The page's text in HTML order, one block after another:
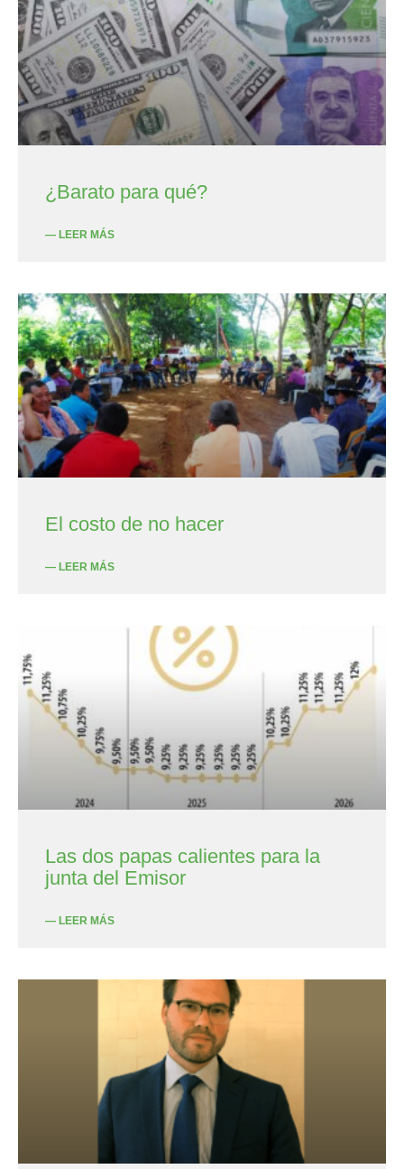
¿Barato para qué?
— LEER MÁS
El costo de no hacer
— LEER MÁS
Las dos papas calientes para la
junta del Emisor
— LEER MÁS